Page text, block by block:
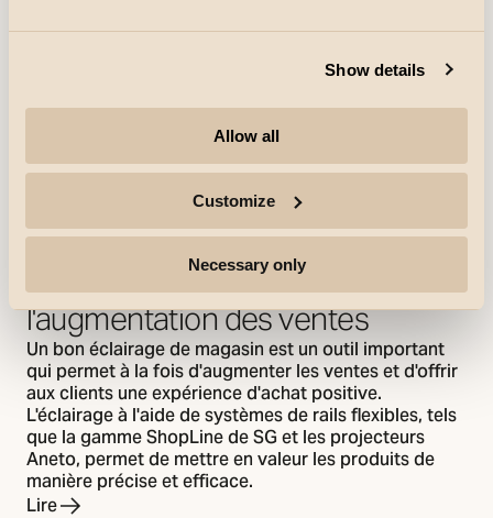
Show details
Allow all
Customize
Necessary only
Un éclairage qui contribue à
l'augmentation des ventes
Un bon éclairage de magasin est un outil important
qui permet à la fois d'augmenter les ventes et d'offrir
aux clients une expérience d'achat positive.
L'éclairage à l'aide de systèmes de rails flexibles, tels
que la gamme ShopLine de SG et les projecteurs
Aneto, permet de mettre en valeur les produits de
manière précise et efficace.
Lire